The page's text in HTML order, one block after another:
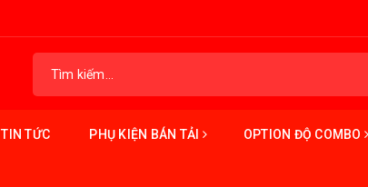
TIN TỨC PHỤ KIỆN BÁN TẢI OPTION ĐỘ COMBO